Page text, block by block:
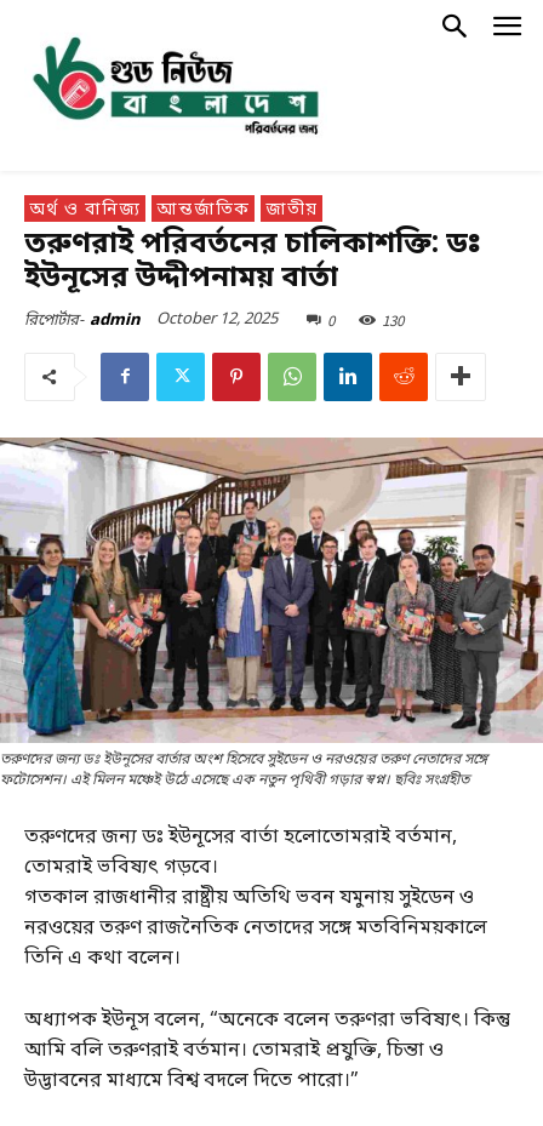
অর্থ ও বানিজ্য আন্তর্জাতিক জাতীয়
তরুণরাই পরিবর্তনের চালিকাশক্তি: ডঃ
ইউনূসের উদ্দীপনাময় বার্তা
রিপোর্টার- admin October 12, 2025 0 130
তরুণদের জন্য ডঃ ইউনূসের বার্তার অংশ হিসেবে সুইডেন ও নরওয়ের তরুণ নেতাদের সঙ্গে
ফটোসেশন। এই মিলন মঞ্চেই উঠে এসেছে এক নতুন পৃথিবী গড়ার স্বপ্ন। ছবিঃ সংগ্রহীত
তরুণদের জন্য ডঃ ইউনূসের বার্তা হলোতোমরাই বর্তমান,
তোমরাই ভবিষ্যৎ গড়বে।
গতকাল রাজধানীর রাষ্ট্রীয় অতিথি ভবন যমুনায় সুইডেন ও
নরওয়ের তরুণ রাজনৈতিক নেতাদের সঙ্গে মতবিনিময়কালে
তিনি এ কথা বলেন।
অধ্যাপক ইউনূস বলেন, “অনেকে বলেন তরুণরা ভবিষ্যৎ। কিন্তু
আমি বলি তরুণরাই বর্তমান। তোমরাই প্রযুক্তি, চিন্তা ও
উদ্ভাবনের মাধ্যমে বিশ্ব বদলে দিতে পারো।”